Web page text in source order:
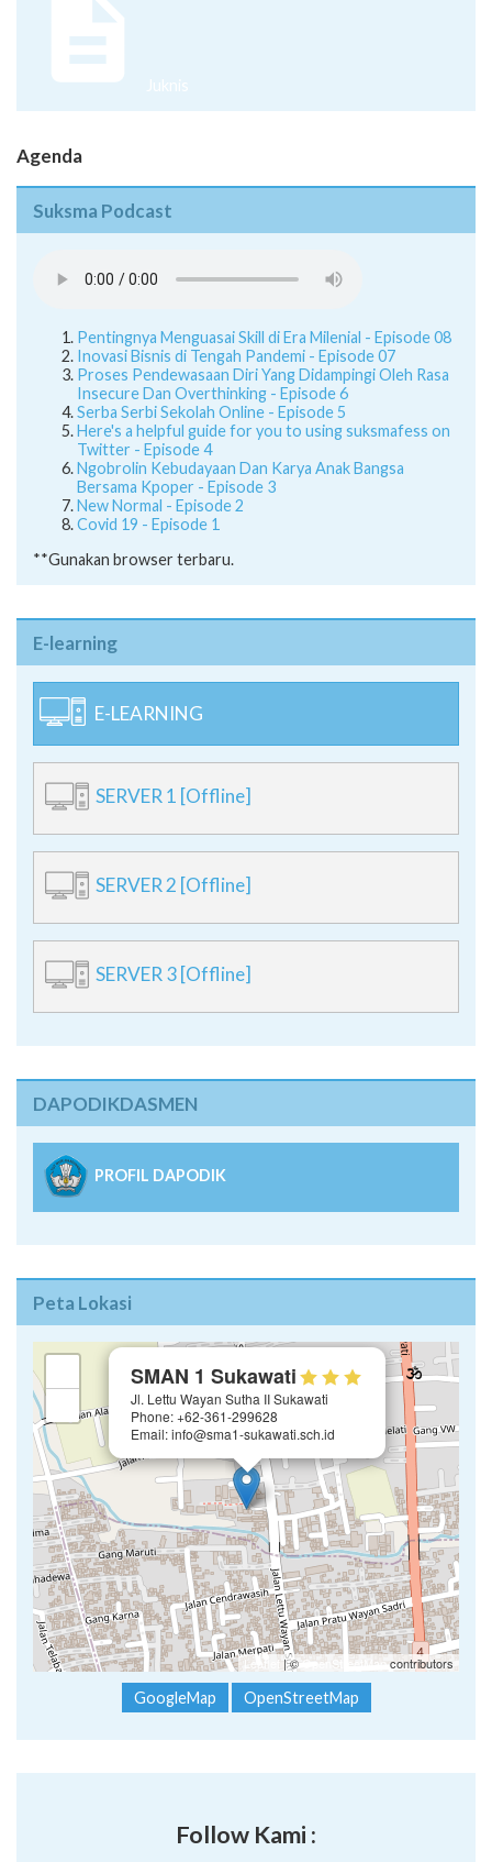
Juknis
Agenda
Suksma Podcast
Pentingnya Menguasai Skill di Era Milenial - Episode 08
Inovasi Bisnis di Tengah Pandemi - Episode 07
Proses Pendewasaan Diri Yang Didampingi Oleh Rasa
Insecure Dan Overthinking - Episode 6
Serba Serbi Sekolah Online - Episode 5
Here's a helpful guide for you to using suksmafess on
Twitter - Episode 4
Ngobrolin Kebudayaan Dan Karya Anak Bangsa
Bersama Kpoper - Episode 3
New Normal - Episode 2
Covid 19 - Episode 1
**Gunakan browser terbaru.
E-learning
E-LEARNING
SERVER 1 [Offline]
SERVER 2 [Offline]
SERVER 3 [Offline]
DAPODIKDASMEN
PROFIL DAPODIK
Peta Lokasi
SMAN 1 Sukawati
Jl. Lettu Wayan Sutha II Sukawati
Phone: +62-361-299628
Email: info@sma1-sukawati.sch.id
Leaflet | ©OpenStreetMap contributors
GoogleMap OpenStreetMap
Follow Kami :